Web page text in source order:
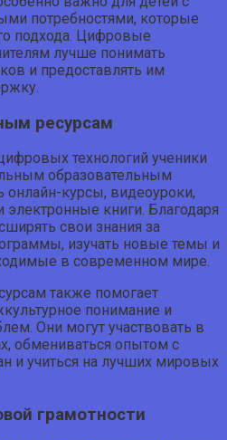
потребностями, которые
подхода. Цифровые
лучше понимать
и предоставлять им
ресурсам
технологий ученики
образовательным
онлайн-курсы, видеоуроки,
электронные книги. Благодаря
свои знания за
изучать новые темы и
в современном мире.
также помогает
понимание и
Они могут участвовать в
обмениваться опытом с
и учиться на лучших мировых
грамотности